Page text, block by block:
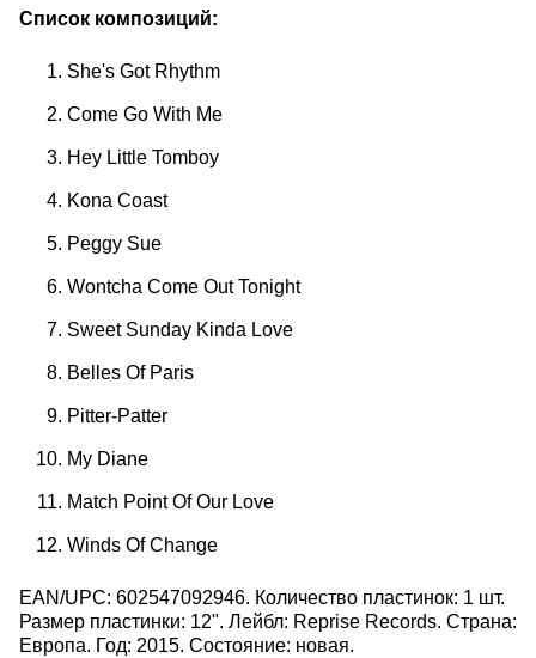
Список композиций:
She's Got Rhythm
Come Go With Me
Hey Little Tomboy
Kona Coast
Peggy Sue
Wontcha Come Out Tonight
Sweet Sunday Kinda Love
Belles Of Paris
Pitter-Patter
My Diane
Match Point Of Our Love
Winds Of Change
EAN/UPC: 602547092946. Количество пластинок: 1 шт.
Размер пластинки: 12". Лейбл: Reprise Records. Страна:
Европа. Год: 2015. Состояние: новая.